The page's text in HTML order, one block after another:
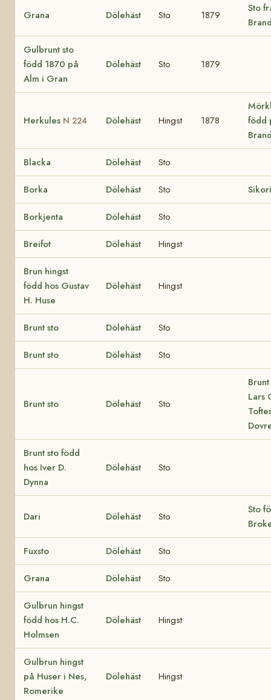
Grana Dölehäst Sto 1879
Sto
Gulbrunt sto
född 1870 på
Alm i Gran
Dölehäst Sto 1879
Herkules N 224 Dölehäst Hingst 1878
född
Blacka Dölehäst Sto
Borka Dölehäst Sto
Borkjenta Dölehäst Sto
Breifot Dölehäst Hingst
Brun hingst
född hos Gustav
H. Huse
Dölehäst Hingst
Brunt sto Dölehäst Sto
Brunt sto Dölehäst Sto
Brunt sto Dölehäst Sto
Lars
Brunt sto född
hos Iver D.
Dynna
Dölehäst Sto
Dari Dölehäst Sto
Sto
Fuxsto Dölehäst Sto
Grana Dölehäst Sto
Gulbrun hingst
född hos H.C.
Holmsen
Dölehäst Hingst
Gulbrun hingst
på Huser i Nes,
Romerike
Dölehäst Hingst